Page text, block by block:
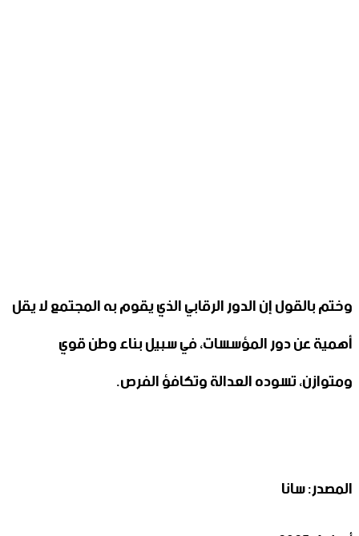
وختم بالقول إن الدور الرقابي الذي يقوم به المجتمع لا يقل
أهمية عن دور المؤسسات، في سبيل بناء وطن قوي
ومتوازن، تسوده العدالة وتكافؤ الفرص.
المصدر: سانا